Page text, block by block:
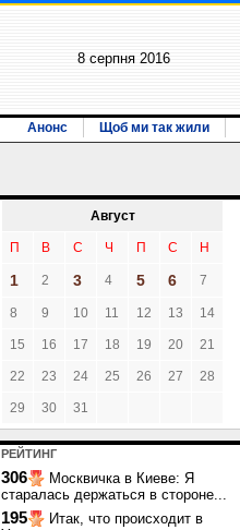
8 серпня 2016
Анонс Щоб ми так жили
Август
П В С Ч П С Н
1 2 3 4 5 6 7
8 9 10 11 12 13 14
15 16 17 18 19 20 21
22 23 24 25 26 27 28
29 30 31
РЕЙТИНГ
306
Москвичка в Киеве: Я
старалась держаться в стороне...
195
Итак, что происходит в